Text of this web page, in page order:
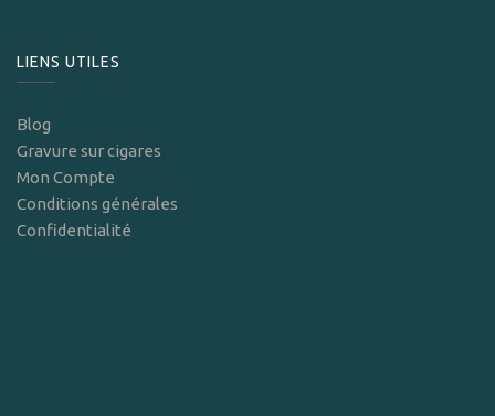
LIENS UTILES
Blog
Gravure sur cigares
Mon Compte
Conditions générales
Confidentialité